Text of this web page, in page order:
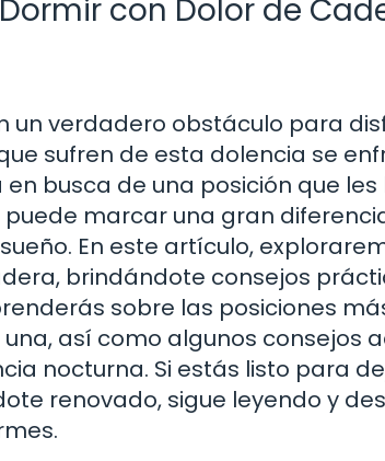
con Dolor de
un verdadero obstáculo para
sufren de esta dolencia se
busca de una posición que les
marcar una gran
En este artículo,
brindándote consejos
sobre las posiciones
así como algunos consejos
nocturna. Si estás listo para
renovado, sigue leyendo y